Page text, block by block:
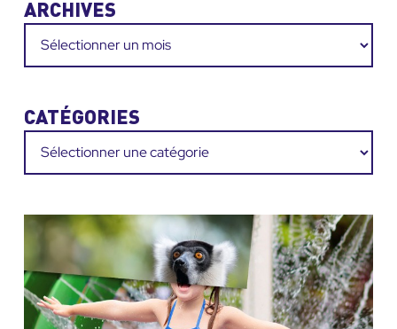
ARCHIVES
Archives
CATÉGORIES
Catégories